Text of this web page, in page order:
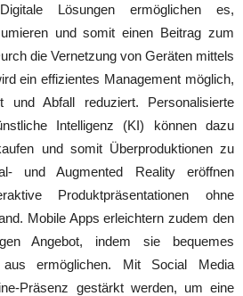
Digitale Lösungen ermöglichen es,
und somit einen Beitrag zum
die Vernetzung von Geräten mittels
ein effizientes Management möglich,
und Abfall reduziert. Personalisierte
Intelligenz (KI) können dazu
und somit Überproduktionen zu
und Augmented Reality eröffnen
Produktpräsentationen ohne
Mobile Apps erleichtern zudem den
Angebot, indem sie bequemes
ermöglichen. Mit Social Media
Präsenz gestärkt werden, um eine